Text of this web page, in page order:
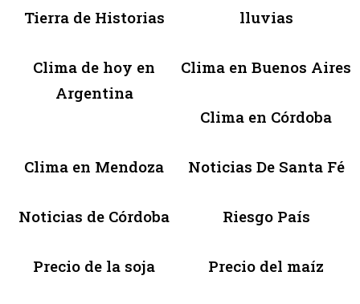
Tierra de Historias lluvias
Clima de hoy en
Argentina
Clima en Buenos Aires
Clima en Córdoba
Clima en Mendoza Noticias De Santa Fé
Noticias de Córdoba Riesgo País
Precio de la soja Precio del maíz